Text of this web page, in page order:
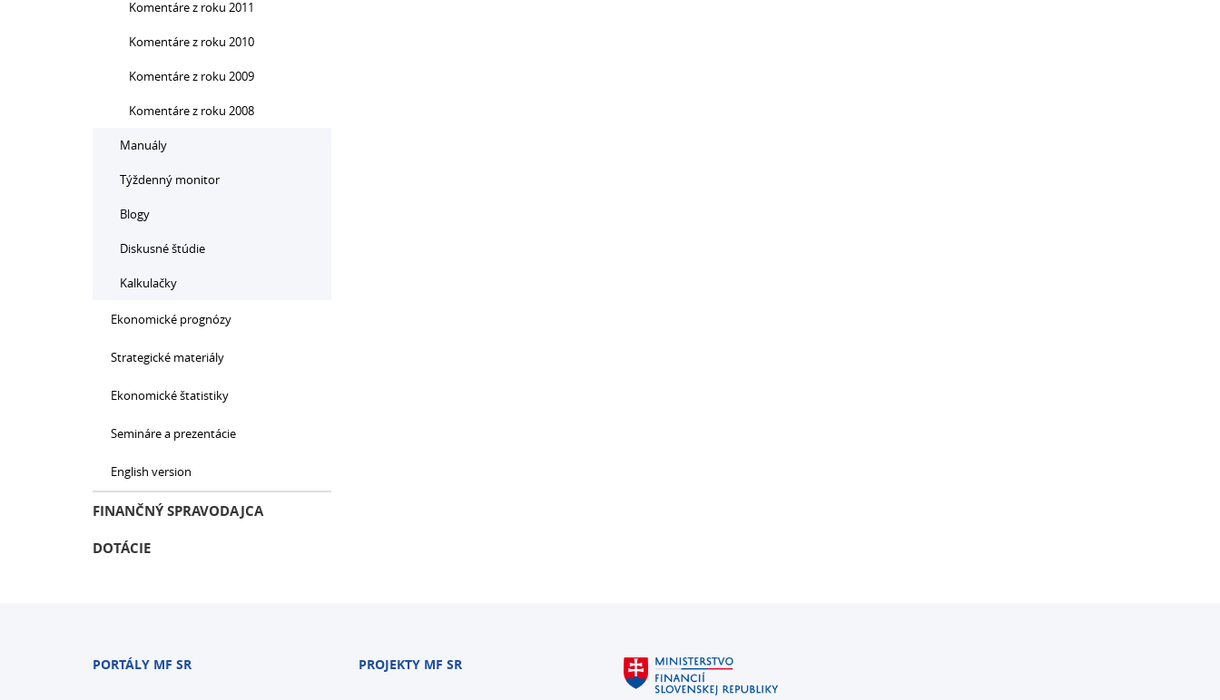
Komentáre z roku 2011
Komentáre z roku 2010
Komentáre z roku 2009
Komentáre z roku 2008
Manuály
Týždenný monitor
Blogy
Diskusné štúdie
Kalkulačky
Ekonomické prognózy
Strategické materiály
Ekonomické štatistiky
Semináre a prezentácie
English version
FINANČNÝ SPRAVODAJCA
DOTÁCIE
PORTÁLY MF SR PROJEKTY MF SR